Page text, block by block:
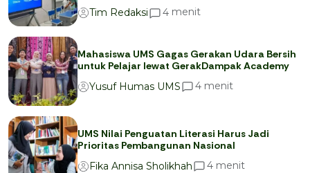
Tim Redaksi
4 menit
Mahasiswa UMS Gagas Gerakan Udara Bersih
untuk Pelajar lewat GerakDampak Academy
Yusuf Humas UMS
4 menit
UMS Nilai Penguatan Literasi Harus Jadi
Prioritas Pembangunan Nasional
Fika Annisa Sholikhah
4 menit